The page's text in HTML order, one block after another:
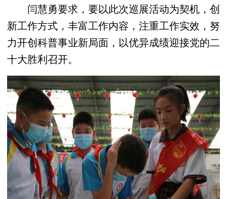
闫慧勇要求，要以此次巡展活动为契机，创
新工作方式，丰富工作内容，注重工作实效，努
力开创科普事业新局面，以优异成绩迎接党的二
十大胜利召开。